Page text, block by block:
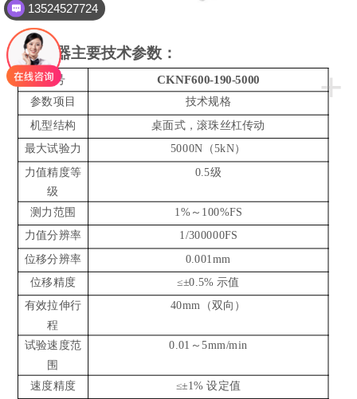
二、仪器主要技术参数：
+
型号 CKNF600-190-5000
参数项目
技术规格
机型结构
桌面式，滚珠丝杠传动
最大试验力
5000N（5kN）
力值精度等
级
0.5级
测力范围 1%～100%FS
力值分辨率 1/300000FS
位移分辨率
0.001mm
位移精度
≤±0.5% 示值
有效拉伸行
程
40mm（双向）
试验速度范
围
0.01～5mm/min
速度精度 ≤±1% 设定值
13524527724